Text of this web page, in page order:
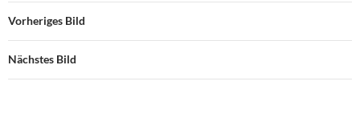
Vorheriges Bild
Nächstes Bild